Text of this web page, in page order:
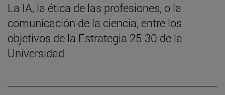
La IA, la ética de las profesiones, o la
comunicación de la ciencia, entre los
objetivos de la Estrategia 25-30 de la
Universidad